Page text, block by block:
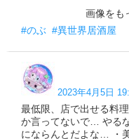
画像をも
#のぶ #異世界居酒屋
2023年4月5日
最低限、店で出せる料
か言ってないで… やる
にならんとだよな… ・